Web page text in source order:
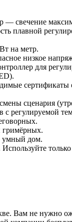
— свечение
плавной
на метр.
низкое
для
сценария
регулируемой
гримёрных.
умный дом.
Вам не нужно